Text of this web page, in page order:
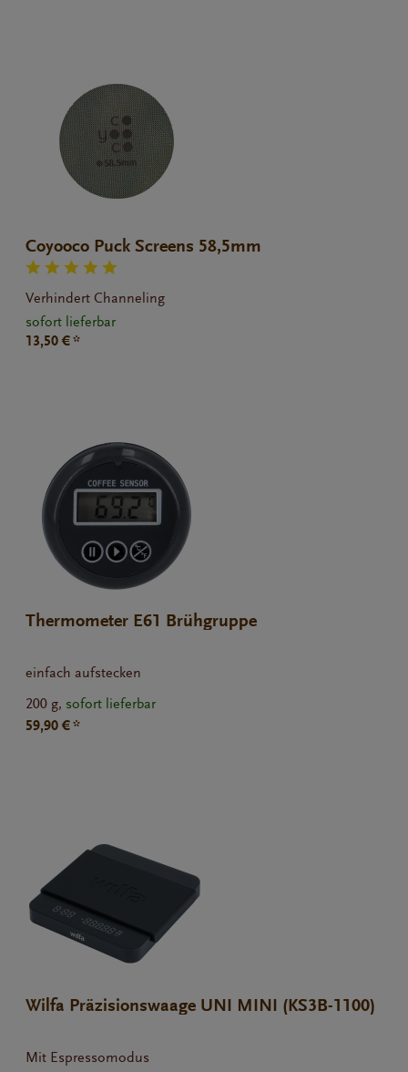
Coyooco Puck Screens 58,5mm
Verhindert Channeling
sofort lieferbar
13,50 € *
Thermometer E61 Brühgruppe
einfach aufstecken
200 g, sofort lieferbar
59,90 € *
Wilfa Präzisionswaage UNI MINI (KS3B-1100)
Mit Espressomodus